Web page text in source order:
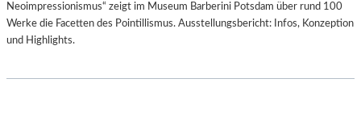
Neoimpressionismus“ zeigt im Museum Barberini Potsdam über rund 100
Werke die Facetten des Pointillismus. Ausstellungsbericht: Infos, Konzeption
und Highlights.